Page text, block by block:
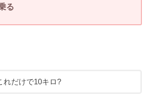
る
れだけで10キロ?